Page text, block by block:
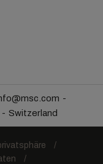
Switzerland